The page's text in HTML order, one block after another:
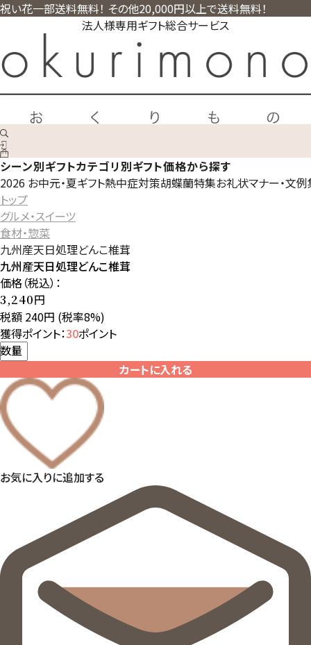
祝い花一部送料無料！ その他20,000円以上で送料無料！
法人様専用ギフト総合サービス
シーン別ギフトカテゴリ別ギフト価格から探す
2026 お中元・夏ギフト熱中症対策胡蝶蘭特集お礼状マナー・文
トップ
グルメ・スイーツ
食材・惣菜
九州産天日処理どんこ椎茸
九州産天日処理どんこ椎茸
価格（税込）：
3,240円
税額 240円 (税率8%)
獲得ポイント：30ポイント
数量
カートに入れる
お気に入りに追加する